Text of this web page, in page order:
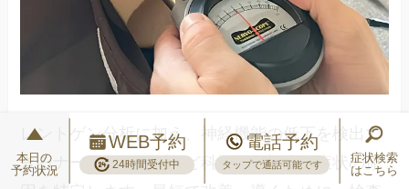
レントゲン分析に加え、神経機能の低下を検出で
きるナーボスコープなど科学的な検査で症状の原
本日の
予約状況
WEB予約
24時間受付中
電話予約
タップで通話可能です
症状検索
はこちら